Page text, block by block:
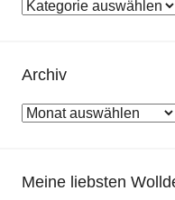
Kategorien
Archiv
Archiv
Meine liebsten